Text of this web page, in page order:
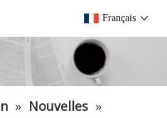
Français
» Nouvelles »